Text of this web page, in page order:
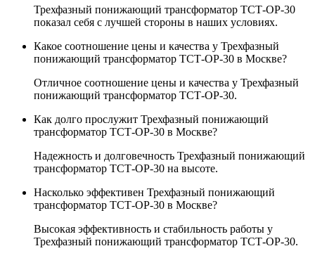
Трехфазный понижающий трансформатор ТСТ-ОР-30
показал себя с лучшей стороны в наших условиях.
Какое соотношение цены и качества у Трехфазный
понижающий трансформатор ТСТ-ОР-30 в Москве?
Отличное соотношение цены и качества у Трехфазный
понижающий трансформатор ТСТ-ОР-30.
Как долго прослужит Трехфазный понижающий
трансформатор ТСТ-ОР-30 в Москве?
Надежность и долговечность Трехфазный понижающий
трансформатор ТСТ-ОР-30 на высоте.
Насколько эффективен Трехфазный понижающий
трансформатор ТСТ-ОР-30 в Москве?
Высокая эффективность и стабильность работы у
Трехфазный понижающий трансформатор ТСТ-ОР-30.